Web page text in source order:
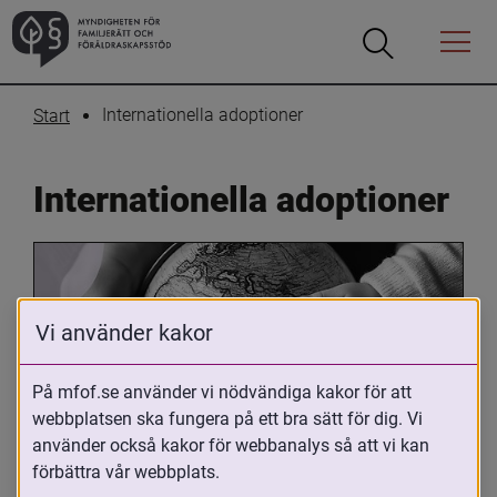
Öppna
Öppna
Menyn
Start Internationella adoptioner
Internationella adoptioner
Oavsett om du är adopterad,
adoptivförälder eller arbetar med
Vi använder kakor
På mfof.se använder vi nödvändiga kakor för att
webbplatsen ska fungera på ett bra sätt för dig. Vi
använder också kakor för webbanalys så att vi kan
förbättra vår webbplats.